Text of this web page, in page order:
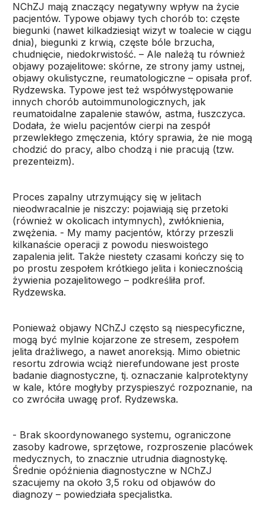
NChZJ mają znaczący negatywny wpływ na życie
pacjentów. Typowe objawy tych chorób to: częste
biegunki (nawet kilkadziesiąt wizyt w toalecie w ciągu
dnia), biegunki z krwią, częste bóle brzucha,
chudnięcie, niedokrwistość. – Ale należą tu również
objawy pozajelitowe: skórne, ze strony jamy ustnej,
objawy okulistyczne, reumatologiczne – opisała prof.
Rydzewska. Typowe jest też współwystępowanie
innych chorób autoimmunologicznych, jak
reumatoidalne zapalenie stawów, astma, łuszczyca.
Dodała, że wielu pacjentów cierpi na zespół
przewlekłego zmęczenia, który sprawia, że nie mogą
chodzić do pracy, albo chodzą i nie pracują (tzw.
prezenteizm).
Proces zapalny utrzymujący się w jelitach
nieodwracalnie je niszczy: pojawiają się przetoki
(również w okolicach intymnych), zwłóknienia,
zwężenia. - My mamy pacjentów, którzy przeszli
kilkanaście operacji z powodu nieswoistego
zapalenia jelit. Także niestety czasami kończy się to
po prostu zespołem krótkiego jelita i koniecznością
żywienia pozajelitowego – podkreśliła prof.
Rydzewska.
Ponieważ objawy NChZJ często są niespecyficzne,
mogą być mylnie kojarzone ze stresem, zespołem
jelita drażliwego, a nawet anoreksją. Mimo obietnic
resortu zdrowia wciąż nierefundowane jest proste
badanie diagnostyczne, tj. oznaczanie kalprotektyny
w kale, które mogłyby przyspieszyć rozpoznanie, na
co zwróciła uwagę prof. Rydzewska.
- Brak skoordynowanego systemu, ograniczone
zasoby kadrowe, sprzętowe, rozproszenie placówek
medycznych, to znacznie utrudnia diagnostykę.
Średnie opóźnienia diagnostyczne w NChZJ
szacujemy na około 3,5 roku od objawów do
diagnozy – powiedziała specjalistka.